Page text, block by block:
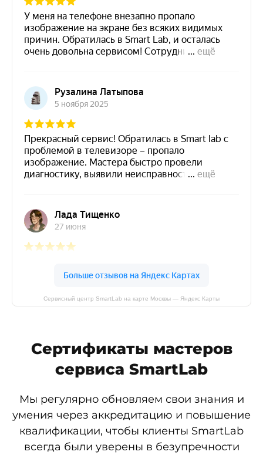
Сервисный центр SmartLab на карте Москвы — Яндекс Карты
Сертификаты мастеров
сервиса SmartLab
Мы регулярно обновляем свои знания и
умения через аккредитацию и повышение
квалификации, чтобы клиенты SmartLab
всегда были уверены в безупречности